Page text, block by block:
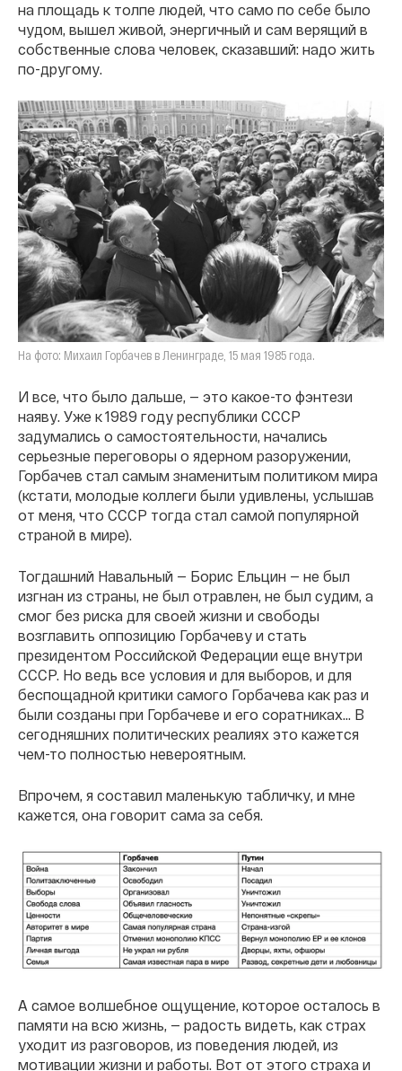
на площадь к толпе людей, что само по себе было
чудом, вышел живой, энергичный и сам верящий в
собственные слова человек, сказавший: надо жить
по-другому.
На фото: Михаил Горбачев в Ленинграде, 15 мая 1985 года.
И все, что было дальше, — это какое-то фэнтези
наяву. Уже к 1989 году республики СССР
задумались о самостоятельности, начались
серьезные переговоры о ядерном разоружении,
Горбачев стал самым знаменитым политиком мира
(кстати, молодые коллеги были удивлены, услышав
от меня, что СССР тогда стал самой популярной
страной в мире).
Тогдашний Навальный — Борис Ельцин — не был
изгнан из страны, не был отравлен, не был судим, а
смог без риска для своей жизни и свободы
возглавить оппозицию Горбачеву и стать
президентом Российской Федерации еще внутри
СССР. Но ведь все условия и для выборов, и для
беспощадной критики самого Горбачева как раз и
были созданы при Горбачеве и его соратниках… В
сегодняшних политических реалиях это кажется
чем-то полностью невероятным.
Впрочем, я составил маленькую табличку, и мне
кажется, она говорит сама за себя.
А самое волшебное ощущение, которое осталось в
памяти на всю жизнь, — радость видеть, как страх
уходит из разговоров, из поведения людей, из
мотивации жизни и работы. Вот от этого страха и